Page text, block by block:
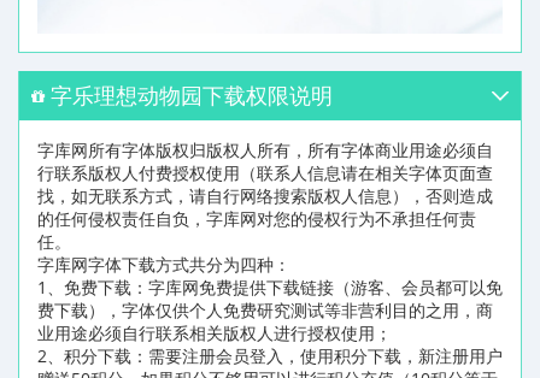
字乐理想动物园下载权限说明
字库网所有字体版权归版权人所有，所有字体商业用途必须自
行联系版权人付费授权使用（联系人信息请在相关字体页面查
找，如无联系方式，请自行网络搜索版权人信息），否则造成
的任何侵权责任自负，字库网对您的侵权行为不承担任何责
任。
字库网字体下载方式共分为四种：
1、免费下载：字库网免费提供下载链接（游客、会员都可以免
费下载），字体仅供个人免费研究测试等非营利目的之用，商
业用途必须自行联系相关版权人进行授权使用；
2、积分下载：需要注册会员登入，使用积分下载，新注册用户